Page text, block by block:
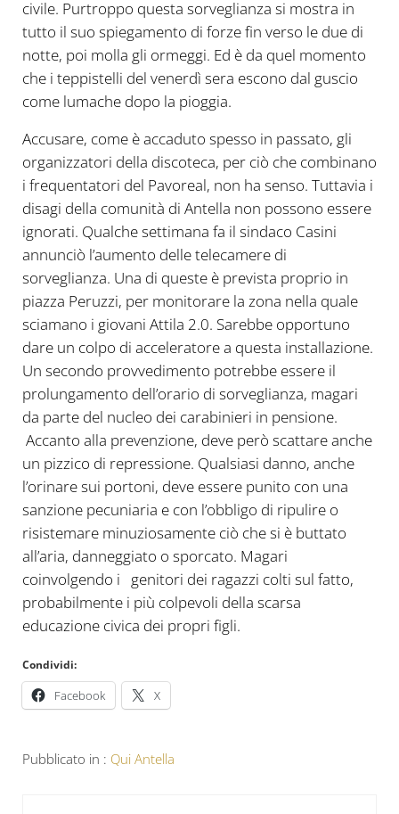
civile. Purtroppo questa sorveglianza si mostra in
tutto il suo spiegamento di forze fin verso le due di
notte, poi molla gli ormeggi. Ed è da quel momento
che i teppistelli del venerdì sera escono dal guscio
come lumache dopo la pioggia.
Accusare, come è accaduto spesso in passato, gli
organizzatori della discoteca, per ciò che combinano
i frequentatori del Pavoreal, non ha senso. Tuttavia i
disagi della comunità di Antella non possono essere
ignorati. Qualche settimana fa il sindaco Casini
annunciò l’aumento delle telecamere di
sorveglianza. Una di queste è prevista proprio in
piazza Peruzzi, per monitorare la zona nella quale
sciamano i giovani Attila 2.0. Sarebbe opportuno
dare un colpo di acceleratore a questa installazione.
Un secondo provvedimento potrebbe essere il
prolungamento dell’orario di sorveglianza, magari
da parte del nucleo dei carabinieri in pensione.
Accanto alla prevenzione, deve però scattare anche
un pizzico di repressione. Qualsiasi danno, anche
l’orinare sui portoni, deve essere punito con una
sanzione pecuniaria e con l’obbligo di ripulire o
risistemare minuziosamente ciò che si è buttato
all’aria, danneggiato o sporcato. Magari
coinvolgendo i genitori dei ragazzi colti sul fatto,
probabilmente i più colpevoli della scarsa
educazione civica dei propri figli.
Condividi:
Facebook X
Pubblicato in : Qui Antella